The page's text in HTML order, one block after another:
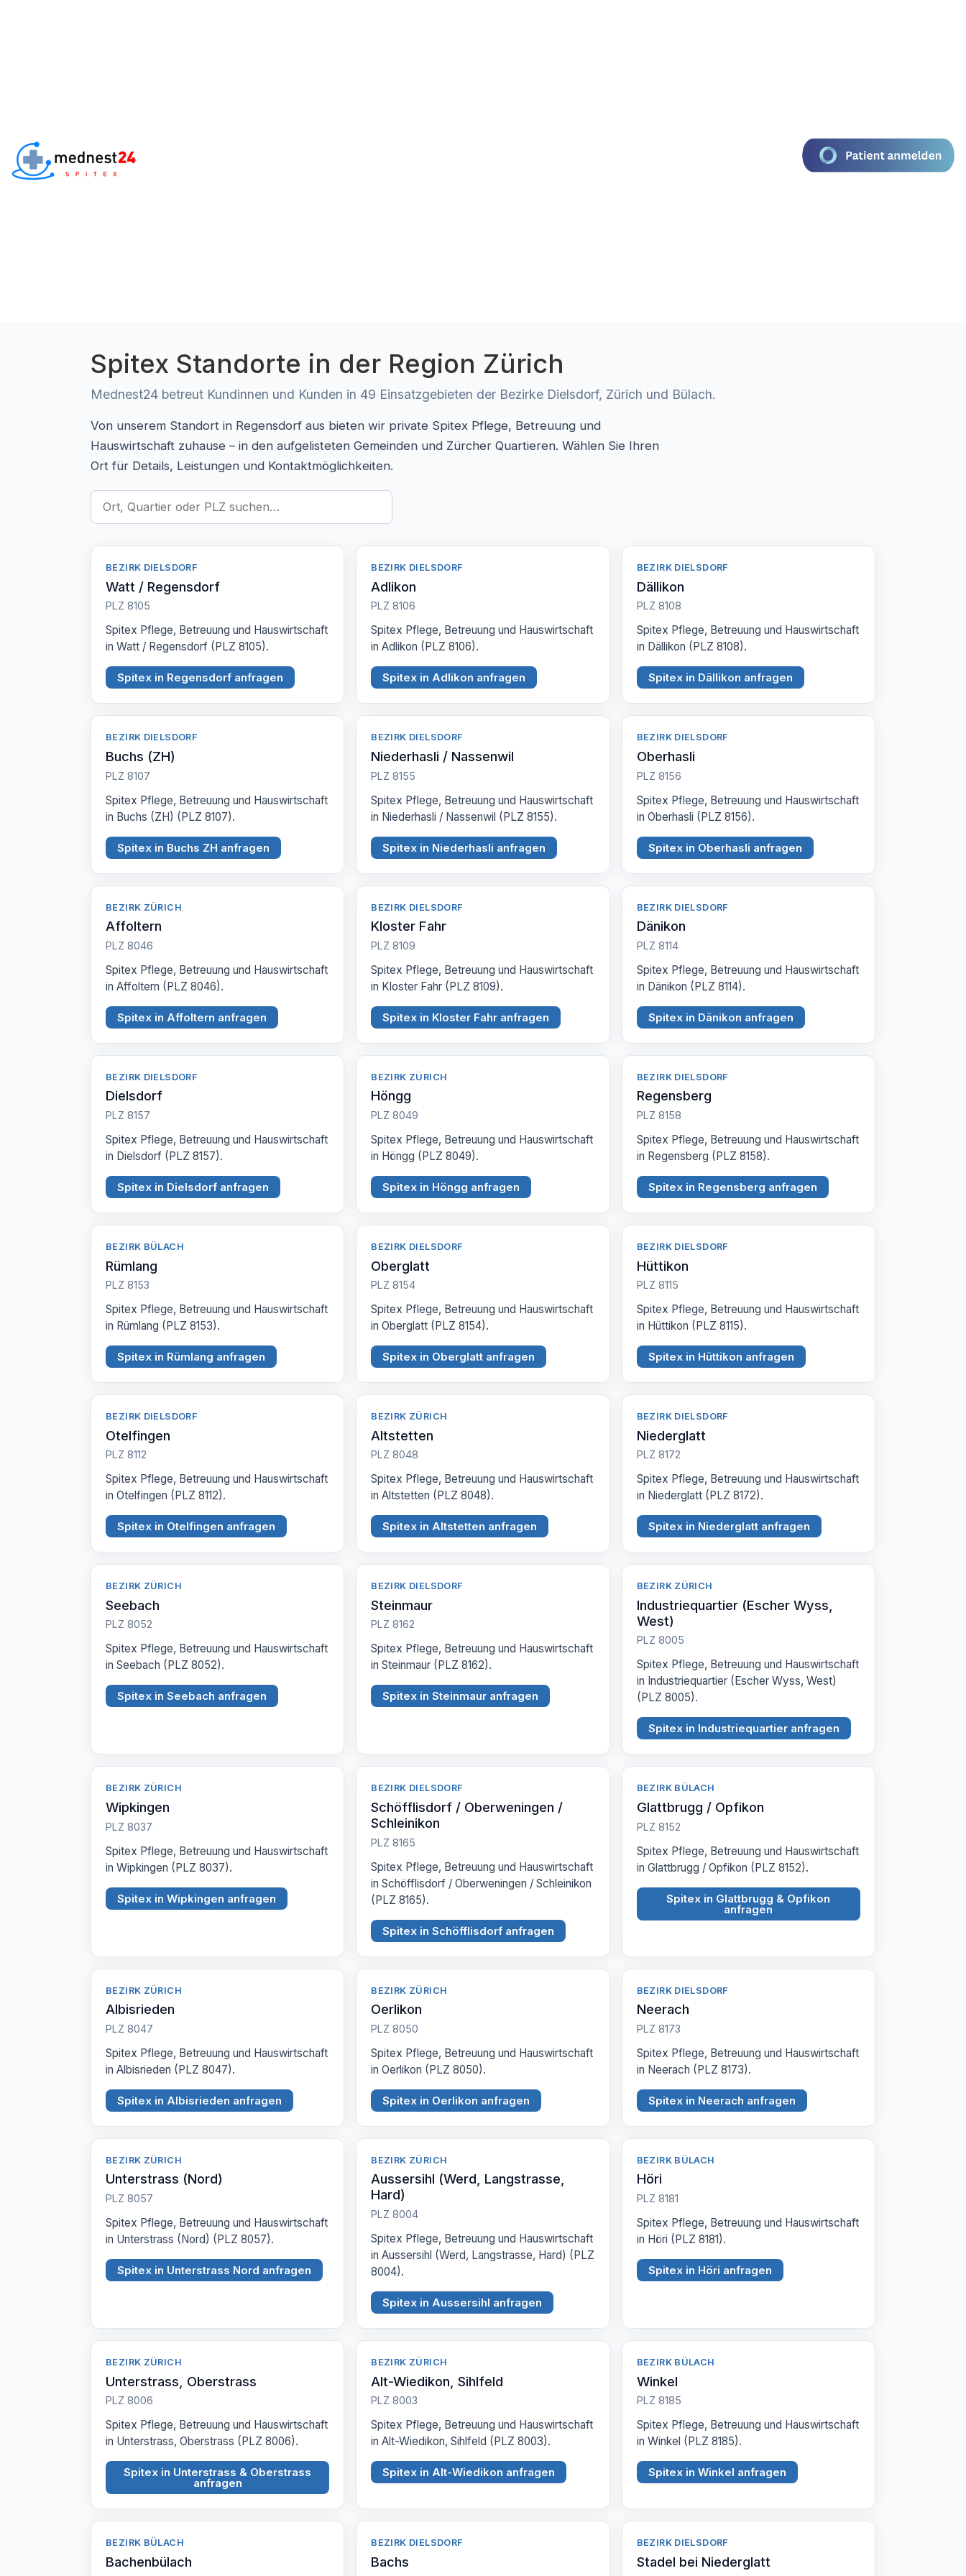
Spitex Standorte in der Region Zürich
Mednest24 betreut Kundinnen und Kunden in 49 Einsatzgebieten der Bezirke Dielsdorf, Zürich und Bülach.
Von unserem Standort in Regensdorf aus bieten wir private Spitex Pflege, Betreuung und
Hauswirtschaft zuhause – in den aufgelisteten Gemeinden und Zürcher Quartieren. Wählen Sie Ihren
Ort für Details, Leistungen und Kontaktmöglichkeiten.
BEZIRK DIELSDORF
Watt / Regensdorf
PLZ 8105
Spitex Pflege, Betreuung und Hauswirtschaft
in Watt / Regensdorf (PLZ 8105).
Spitex in Regensdorf anfragen
BEZIRK DIELSDORF
Adlikon
PLZ 8106
Spitex Pflege, Betreuung und Hauswirtschaft
in Adlikon (PLZ 8106).
Spitex in Adlikon anfragen
BEZIRK DIELSDORF
Dällikon
PLZ 8108
Spitex Pflege, Betreuung und Hauswirtschaft
in Dällikon (PLZ 8108).
Spitex in Dällikon anfragen
BEZIRK DIELSDORF
Buchs (ZH)
PLZ 8107
Spitex Pflege, Betreuung und Hauswirtschaft
in Buchs (ZH) (PLZ 8107).
Spitex in Buchs ZH anfragen
BEZIRK DIELSDORF
Niederhasli / Nassenwil
PLZ 8155
Spitex Pflege, Betreuung und Hauswirtschaft
in Niederhasli / Nassenwil (PLZ 8155).
Spitex in Niederhasli anfragen
BEZIRK DIELSDORF
Oberhasli
PLZ 8156
Spitex Pflege, Betreuung und Hauswirtschaft
in Oberhasli (PLZ 8156).
Spitex in Oberhasli anfragen
BEZIRK ZÜRICH
Affoltern
PLZ 8046
Spitex Pflege, Betreuung und Hauswirtschaft
in Affoltern (PLZ 8046).
Spitex in Affoltern anfragen
BEZIRK DIELSDORF
Kloster Fahr
PLZ 8109
Spitex Pflege, Betreuung und Hauswirtschaft
in Kloster Fahr (PLZ 8109).
Spitex in Kloster Fahr anfragen
BEZIRK DIELSDORF
Dänikon
PLZ 8114
Spitex Pflege, Betreuung und Hauswirtschaft
in Dänikon (PLZ 8114).
Spitex in Dänikon anfragen
BEZIRK DIELSDORF
Dielsdorf
PLZ 8157
Spitex Pflege, Betreuung und Hauswirtschaft
in Dielsdorf (PLZ 8157).
Spitex in Dielsdorf anfragen
BEZIRK ZÜRICH
Höngg
PLZ 8049
Spitex Pflege, Betreuung und Hauswirtschaft
in Höngg (PLZ 8049).
Spitex in Höngg anfragen
BEZIRK DIELSDORF
Regensberg
PLZ 8158
Spitex Pflege, Betreuung und Hauswirtschaft
in Regensberg (PLZ 8158).
Spitex in Regensberg anfragen
BEZIRK BÜLACH
Rümlang
PLZ 8153
Spitex Pflege, Betreuung und Hauswirtschaft
in Rümlang (PLZ 8153).
Spitex in Rümlang anfragen
BEZIRK DIELSDORF
Oberglatt
PLZ 8154
Spitex Pflege, Betreuung und Hauswirtschaft
in Oberglatt (PLZ 8154).
Spitex in Oberglatt anfragen
BEZIRK DIELSDORF
Hüttikon
PLZ 8115
Spitex Pflege, Betreuung und Hauswirtschaft
in Hüttikon (PLZ 8115).
Spitex in Hüttikon anfragen
BEZIRK DIELSDORF
Otelfingen
PLZ 8112
Spitex Pflege, Betreuung und Hauswirtschaft
in Otelfingen (PLZ 8112).
Spitex in Otelfingen anfragen
BEZIRK ZÜRICH
Altstetten
PLZ 8048
Spitex Pflege, Betreuung und Hauswirtschaft
in Altstetten (PLZ 8048).
Spitex in Altstetten anfragen
BEZIRK DIELSDORF
Niederglatt
PLZ 8172
Spitex Pflege, Betreuung und Hauswirtschaft
in Niederglatt (PLZ 8172).
Spitex in Niederglatt anfragen
BEZIRK ZÜRICH
Seebach
PLZ 8052
Spitex Pflege, Betreuung und Hauswirtschaft
in Seebach (PLZ 8052).
Spitex in Seebach anfragen
BEZIRK DIELSDORF
Steinmaur
PLZ 8162
Spitex Pflege, Betreuung und Hauswirtschaft
in Steinmaur (PLZ 8162).
Spitex in Steinmaur anfragen
BEZIRK ZÜRICH
Industriequartier (Escher Wyss,
West)
PLZ 8005
Spitex Pflege, Betreuung und Hauswirtschaft
in Industriequartier (Escher Wyss, West)
(PLZ 8005).
Spitex in Industriequartier anfragen
BEZIRK ZÜRICH
Wipkingen
PLZ 8037
Spitex Pflege, Betreuung und Hauswirtschaft
in Wipkingen (PLZ 8037).
Spitex in Wipkingen anfragen
BEZIRK DIELSDORF
Schöfflisdorf / Oberweningen /
Schleinikon
PLZ 8165
Spitex Pflege, Betreuung und Hauswirtschaft
in Schöfflisdorf / Oberweningen / Schleinikon
(PLZ 8165).
Spitex in Schöfflisdorf anfragen
BEZIRK BÜLACH
Glattbrugg / Opfikon
PLZ 8152
Spitex Pflege, Betreuung und Hauswirtschaft
in Glattbrugg / Opfikon (PLZ 8152).
Spitex in Glattbrugg & Opfikon
anfragen
BEZIRK ZÜRICH
Albisrieden
PLZ 8047
Spitex Pflege, Betreuung und Hauswirtschaft
in Albisrieden (PLZ 8047).
Spitex in Albisrieden anfragen
BEZIRK ZÜRICH
Oerlikon
PLZ 8050
Spitex Pflege, Betreuung und Hauswirtschaft
in Oerlikon (PLZ 8050).
Spitex in Oerlikon anfragen
BEZIRK DIELSDORF
Neerach
PLZ 8173
Spitex Pflege, Betreuung und Hauswirtschaft
in Neerach (PLZ 8173).
Spitex in Neerach anfragen
BEZIRK ZÜRICH
Unterstrass (Nord)
PLZ 8057
Spitex Pflege, Betreuung und Hauswirtschaft
in Unterstrass (Nord) (PLZ 8057).
Spitex in Unterstrass Nord anfragen
BEZIRK ZÜRICH
Aussersihl (Werd, Langstrasse,
Hard)
PLZ 8004
Spitex Pflege, Betreuung und Hauswirtschaft
in Aussersihl (Werd, Langstrasse, Hard) (PLZ
8004).
Spitex in Aussersihl anfragen
BEZIRK BÜLACH
Höri
PLZ 8181
Spitex Pflege, Betreuung und Hauswirtschaft
in Höri (PLZ 8181).
Spitex in Höri anfragen
BEZIRK ZÜRICH
Unterstrass, Oberstrass
PLZ 8006
Spitex Pflege, Betreuung und Hauswirtschaft
in Unterstrass, Oberstrass (PLZ 8006).
Spitex in Unterstrass & Oberstrass
anfragen
BEZIRK ZÜRICH
Alt-Wiedikon, Sihlfeld
PLZ 8003
Spitex Pflege, Betreuung und Hauswirtschaft
in Alt-Wiedikon, Sihlfeld (PLZ 8003).
Spitex in Alt-Wiedikon anfragen
BEZIRK BÜLACH
Winkel
PLZ 8185
Spitex Pflege, Betreuung und Hauswirtschaft
in Winkel (PLZ 8185).
Spitex in Winkel anfragen
BEZIRK BÜLACH
Bachenbülach
BEZIRK DIELSDORF
Bachs
BEZIRK DIELSDORF
Stadel bei Niederglatt